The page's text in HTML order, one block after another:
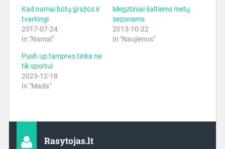
Kad namai būtų gražūs ir
tvarkingi
2017-07-24
In "Namai"
Megztiniai šaltiems metų
sezonams
2013-10-22
In "Naujienos"
Push up tamprės tinka ne
tik sportui
2023-12-18
In "Mada"
Rasytojas.lt